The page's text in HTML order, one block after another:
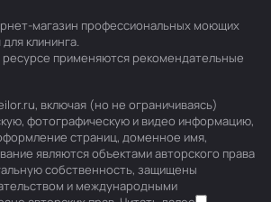
магазин профессиональных моющих
клининга.
применяются рекомендательные
включая (но не ограничиваясь)
фотографическую и видео информацию,
страниц, доменное имя,
являются объектами авторского права
собственность, защищены
и международными